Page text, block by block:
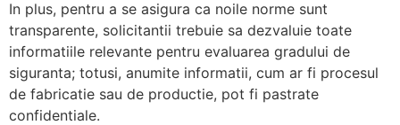
In plus, pentru a se asigura ca noile norme sunt
transparente, solicitantii trebuie sa dezvaluie toate
informatiile relevante pentru evaluarea gradului de
siguranta; totusi, anumite informatii, cum ar fi procesul
de fabricatie sau de productie, pot fi pastrate
confidentiale.